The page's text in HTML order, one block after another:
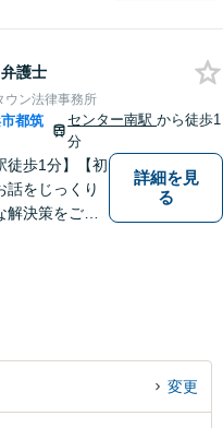
ー・著作権
離婚・相続、
紛争その他の
い分野の対
弁護士
ウン法律事務所
都筑
センター南駅から徒歩1
分
徒歩1分】【初
話をじっくり
決策をご一
ければと思い
詳細を見
る
変更